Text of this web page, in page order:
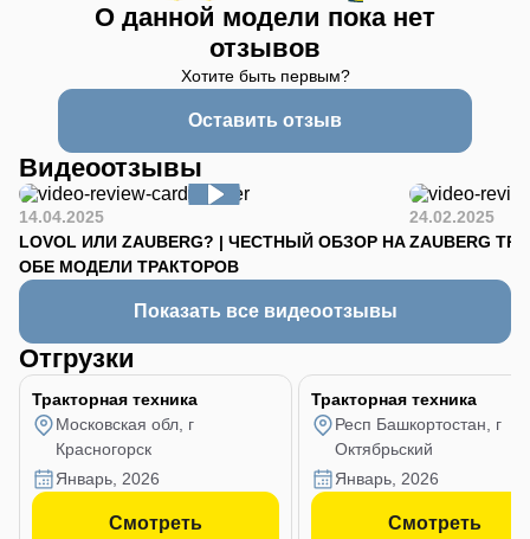
О данной модели пока нет
отзывов
Хотите быть первым?
Оставить отзыв
Видеоотзывы
14.04.2025
LOVOL ИЛИ ZAUBERG? | ЧЕСТНЫЙ ОБЗОР НА
ОБЕ МОДЕЛИ ТРАКТОРОВ
24.02.2025
ZAUBERG
Показать все видеоотзывы
Отгрузки
Тракторная техника
Московская обл, г
Красногорск
январь, 2026
Смотреть
Тракторная техника
Респ Башкортостан, г
Октябрьский
январь, 2026
Смотреть